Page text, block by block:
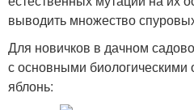
выводить множество
Для новичков в дачном
с основными
яблонь: